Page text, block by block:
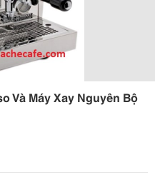
Và Máy Xay Nguyên Bộ